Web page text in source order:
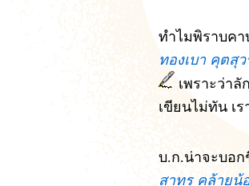
ทำไมพิราบคา
ทองเบา คุตสุ
เพราะว่า
เขียนไม่ทัน เ
บ.ก.น่าจะบอก
สาทร คล้ายน้